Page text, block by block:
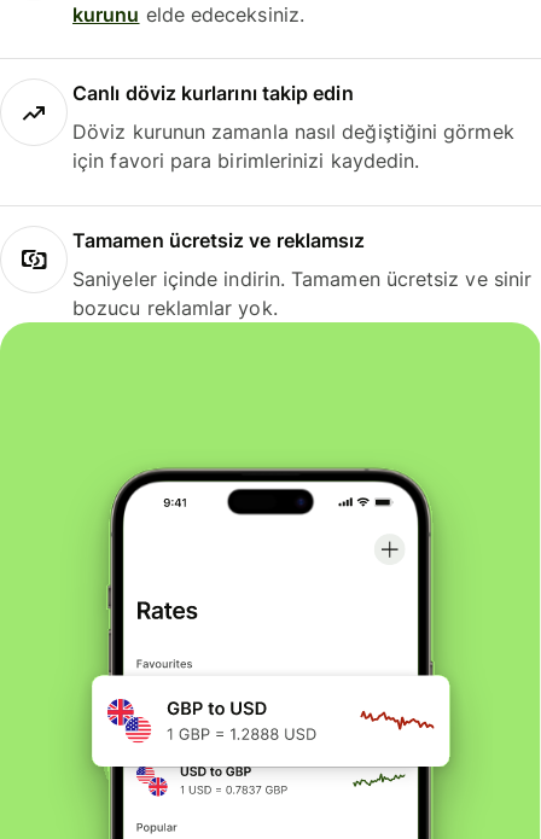
kurunu elde edeceksiniz.
Canlı döviz kurlarını takip edin
Döviz kurunun zamanla nasıl değiştiğini görmek
için favori para birimlerinizi kaydedin.
Tamamen ücretsiz ve reklamsız
Saniyeler içinde indirin. Tamamen ücretsiz ve sinir
bozucu reklamlar yok.